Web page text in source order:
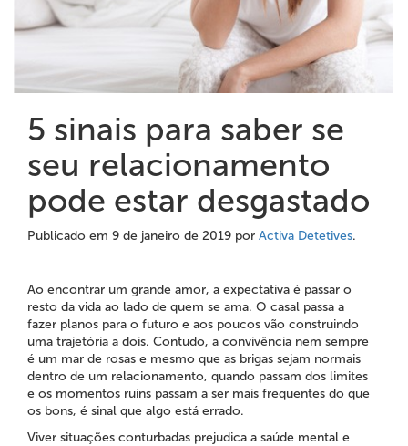
5 sinais para saber se
seu relacionamento
pode estar desgastado
Publicado em 9 de janeiro de 2019 por Activa Detetives.
Ao encontrar um grande amor, a expectativa é passar o
resto da vida ao lado de quem se ama. O casal passa a
fazer planos para o futuro e aos poucos vão construindo
uma trajetória a dois. Contudo, a convivência nem sempre
é um mar de rosas e mesmo que as brigas sejam normais
dentro de um relacionamento, quando passam dos limites
e os momentos ruins passam a ser mais frequentes do que
os bons, é sinal que algo está errado.
Viver situações conturbadas prejudica a saúde mental e